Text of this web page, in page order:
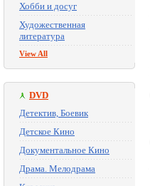
Хобби и досуг
Художественная
литература
View All
DVD
Детектив, Боевик
Детское Кино
Документальное Кино
Драма. Мелодрама